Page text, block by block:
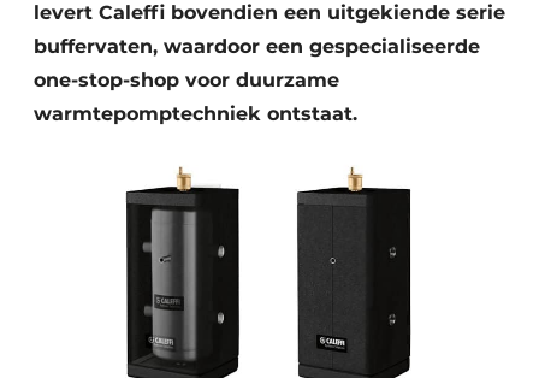
levert Caleffi bovendien een uitgekiende serie
buffervaten, waardoor een gespecialiseerde
one-stop-shop voor duurzame
warmtepomptechniek ontstaat.